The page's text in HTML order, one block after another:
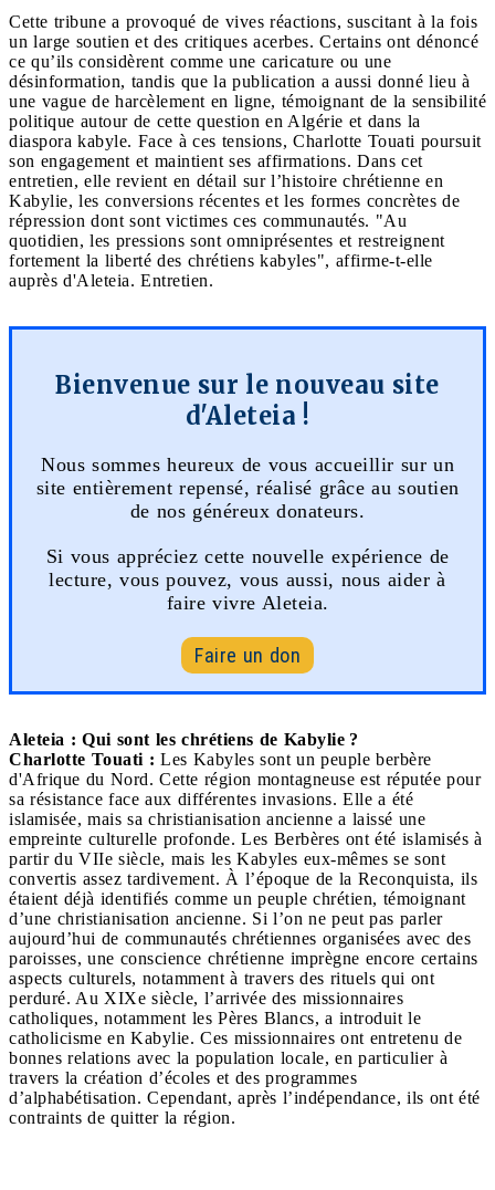
Cette tribune a provoqué de vives réactions, suscitant à la fois
un large soutien et des critiques acerbes. Certains ont dénoncé
ce qu’ils considèrent comme une caricature ou une
désinformation, tandis que la publication a aussi donné lieu à
une vague de harcèlement en ligne, témoignant de la sensibilité
politique autour de cette question en Algérie et dans la
diaspora kabyle. Face à ces tensions, Charlotte Touati poursuit
son engagement et maintient ses affirmations. Dans cet
entretien, elle revient en détail sur l’histoire chrétienne en
Kabylie, les conversions récentes et les formes concrètes de
répression dont sont victimes ces communautés. "Au
quotidien, les pressions sont omniprésentes et restreignent
fortement la liberté des chrétiens kabyles", affirme-t-elle
auprès d'Aleteia. Entretien.
Bienvenue sur le nouveau site
d'Aleteia !
Nous sommes heureux de vous accueillir sur un
site entièrement repensé, réalisé grâce au soutien
de nos généreux donateurs.
Si vous appréciez cette nouvelle expérience de
lecture, vous pouvez, vous aussi, nous aider à
faire vivre Aleteia.
Faire un don
Aleteia : Qui sont les chrétiens de Kabylie ?
Charlotte Touati : Les Kabyles sont un peuple berbère
d'Afrique du Nord. Cette région montagneuse est réputée pour
sa résistance face aux différentes invasions. Elle a été
islamisée, mais sa christianisation ancienne a laissé une
empreinte culturelle profonde. Les Berbères ont été islamisés à
partir du VIIe siècle, mais les Kabyles eux-mêmes se sont
convertis assez tardivement. À l’époque de la Reconquista, ils
étaient déjà identifiés comme un peuple chrétien, témoignant
d’une christianisation ancienne. Si l’on ne peut pas parler
aujourd’hui de communautés chrétiennes organisées avec des
paroisses, une conscience chrétienne imprègne encore certains
aspects culturels, notamment à travers des rituels qui ont
perduré. Au XIXe siècle, l’arrivée des missionnaires
catholiques, notamment les Pères Blancs, a introduit le
catholicisme en Kabylie. Ces missionnaires ont entretenu de
bonnes relations avec la population locale, en particulier à
travers la création d’écoles et des programmes
d’alphabétisation. Cependant, après l’indépendance, ils ont été
contraints de quitter la région.